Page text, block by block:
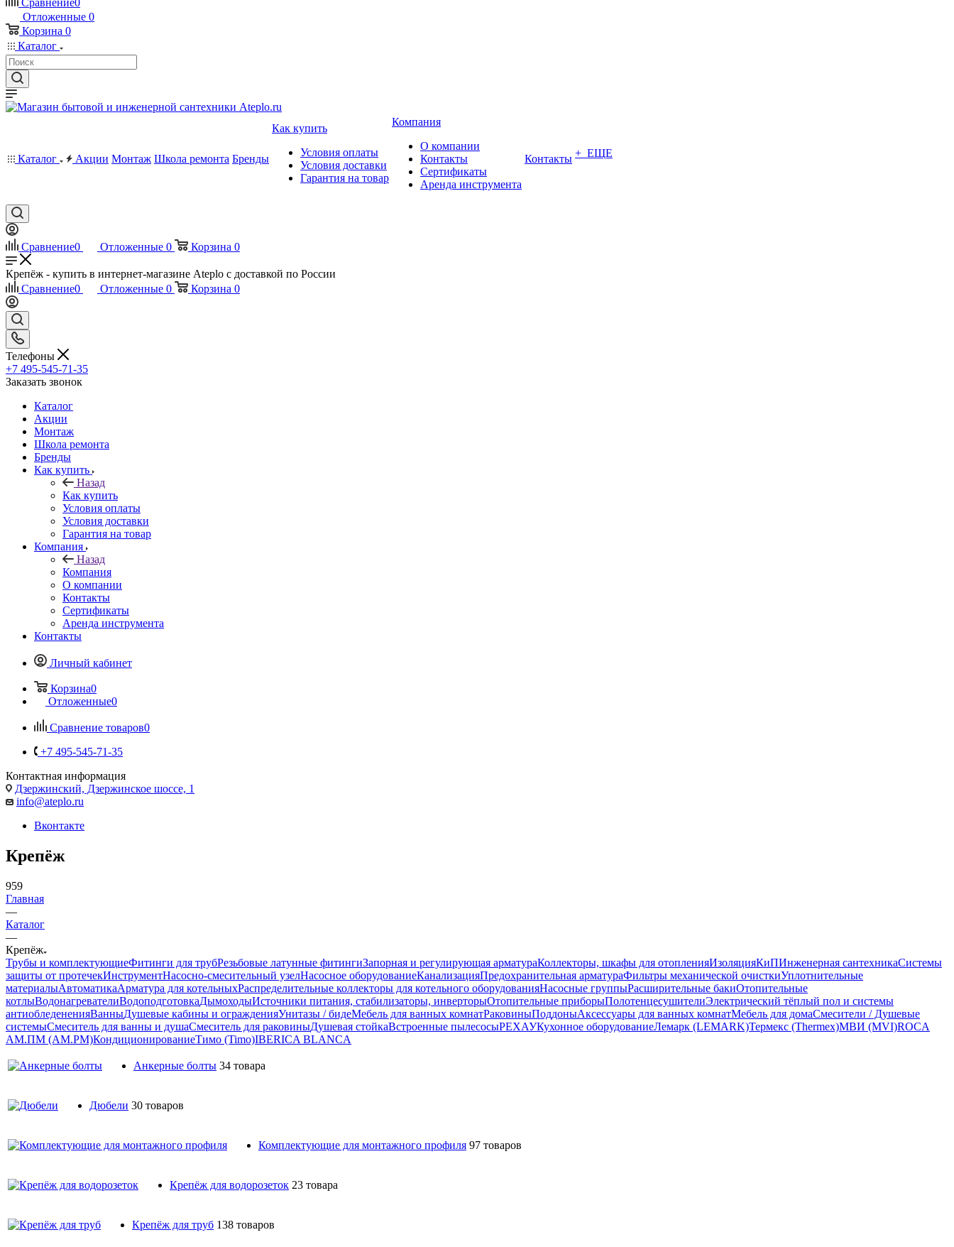
Сравнение0
Отложенные 0
Корзина 0
Каталог
Каталог Акции Монтаж Школа ремонта Бренды
Как купить
Условия оплаты
Условия доставки
Гарантия на товар
Компания
О компании
Контакты
Сертификаты
Аренда инструмента
Контакты + ЕЩЕ
Сравнение0 Отложенные 0 Корзина 0
Крепёж - купить в интернет-магазине Ateplo с доставкой по России
Сравнение0 Отложенные 0 Корзина 0
Телефоны
+7 495-545-71-35
Заказать звонок
Каталог
Акции
Монтаж
Школа ремонта
Бренды
Как купить
Назад
Как купить
Условия оплаты
Условия доставки
Гарантия на товар
Компания
Назад
Компания
О компании
Контакты
Сертификаты
Аренда инструмента
Контакты
Личный кабинет
Корзина0
Отложенные0
Сравнение товаров0
+7 495-545-71-35
Контактная информация
Дзержинский, Дзержинское шоссе, 1
info@ateplo.ru
Вконтакте
Крепёж
959
Главная
—
Каталог
—
Крепёж
Трубы и комплектующиеФитинги для трубРезьбовые латунные фитингиЗапорная и регулирующая арматураКоллекторы, шкафы для отопленияИзоляцияКиПИнженерная сантехникаСистемы
защиты от протечекИнструментНасосно-смесительный узелНасосное оборудованиеКанализацияПредохранительная арматураФильтры механической очисткиУплотнительные
материалыАвтоматикаАрматура для котельныхРаспределительные коллекторы для котельного оборудованияНасосные группыРасширительные бакиОтопительные
котлыВодонагревателиВодоподготовкаДымоходыИсточники питания, стабилизаторы, инверторыОтопительные приборыПолотенцесушителиЭлектрический тёплый пол и системы
антиобледененияВанныДушевые кабины и огражденияУнитазы / бидеМебель для ванных комнатРаковиныПоддоныАксессуары для ванных комнатМебель для домаСмесители / Душевые
системыСмеситель для ванны и душаСмеситель для раковиныДушевая стойкаВстроенные пылесосыРЕХАУКухонное оборудованиеЛемарк (LEMARK)Термекс (Thermex)МВИ (MVI)ROCA
АМ.ПМ (AM.PM)КондиционированиеТимо (Timo)IBERICA BLANCA
Анкерные болты 34 товара
Дюбели 30 товаров
Комплектующие для монтажного профиля 97 товаров
Крепёж для водорозеток 23 товара
Крепёж для труб 138 товаров